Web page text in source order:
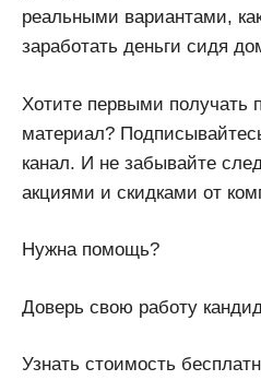
реальными вариантами,
заработать деньги сидя
Хотите первыми получать
материал?
канал. И не забывайте
акциями и скидками от
Нужна помощь?
Доверь свою работу
Узнать стоимость